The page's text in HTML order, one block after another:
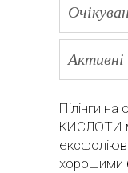
Активні
Пілінги
КИСЛОТИ
хорошими